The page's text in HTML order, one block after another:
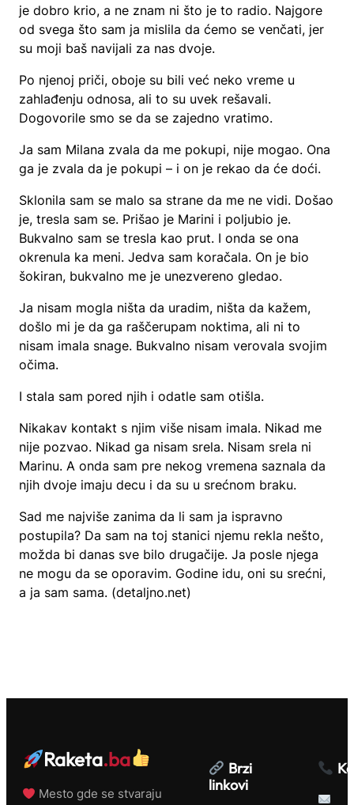
je dobro krio, a ne znam ni što je to radio. Najgore
od svega što sam ja mislila da ćemo se venčati, jer
su moji baš navijali za nas dvoje.
Po njenoj priči, oboje su bili već neko vreme u
zahlađenju odnosa, ali to su uvek rešavali.
Dogovorile smo se da se zajedno vratimo.
Ja sam Milana zvala da me pokupi, nije mogao. Ona
ga je zvala da je pokupi – i on je rekao da će doći.
Sklonila sam se malo sa strane da me ne vidi. Došao
je, tresla sam se. Prišao je Marini i poljubio je.
Bukvalno sam se tresla kao prut. I onda se ona
okrenula ka meni. Jedva sam koračala. On je bio
šokiran, bukvalno me je unezvereno gledao.
Ja nisam mogla ništa da uradim, ništa da kažem,
došlo mi je da ga raščerupam noktima, ali ni to
nisam imala snage. Bukvalno nisam verovala svojim
očima.
I stala sam pored njih i odatle sam otišla.
Nikakav kontakt s njim više nisam imala. Nikad me
nije pozvao. Nikad ga nisam srela. Nisam srela ni
Marinu. A onda sam pre nekog vremena saznala da
njih dvoje imaju decu i da su u srećnom braku.
Sad me najviše zanima da li sam ja ispravno
postupila? Da sam na toj stanici njemu rekla nešto,
možda bi danas sve bilo drugačije. Ja posle njega
ne mogu da se oporavim. Godine idu, oni su srećni,
a ja sam sama. (detaljno.net)
Raketa.ba
Mesto gde se stvaraju
Brzi
linkovi